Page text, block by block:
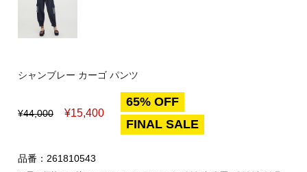
シャンブレー カーゴ パンツ
¥44,000 ¥15,400
65% OFF
FINAL SALE
品番：261810543